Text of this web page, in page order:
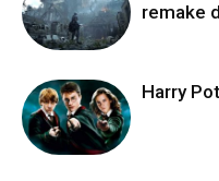
remake
Harry